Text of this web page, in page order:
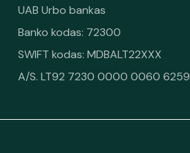
UAB Urbo bankas
Banko kodas: 72300
SWIFT kodas: MDBALT22XXX
A/S. LT92 7230 0000 0060 6259